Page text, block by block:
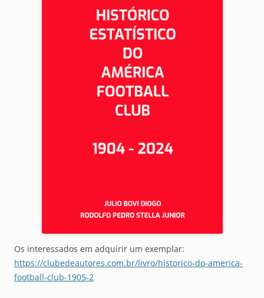
Os interessados em adquirir um exemplar:
https://clubedeautores.com.br/livro/historico-do-america-
football-club-1905-2